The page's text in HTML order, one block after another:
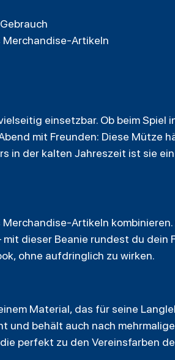
Merchandise-Artikeln
einsetzbar. Ob beim Spiel
mit Freunden: Diese Mütze
in der kalten Jahreszeit ist sie
Artikeln kombinieren.
dieser Beanie rundest du dein
ohne aufdringlich zu wirken.
Material, das für seine
behält auch nach
perfekt zu den Vereinsfarben